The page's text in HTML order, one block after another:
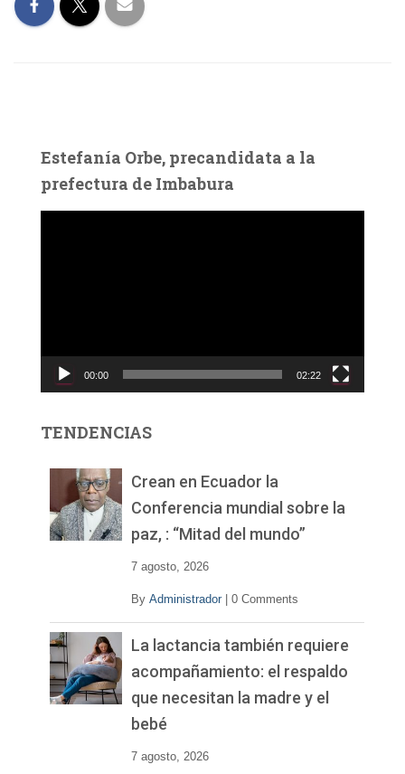
Estefanía Orbe, precandidata a la
prefectura de Imbabura
c
d
00:00 02:22
TENDENCIAS
Crean en Ecuador la
Conferencia mundial sobre la
paz, : “Mitad del mundo”
7 agosto, 2026
By Administrador 0 Comments
La lactancia también requiere
acompañamiento: el respaldo
que necesitan la madre y el
bebé
7 agosto, 2026